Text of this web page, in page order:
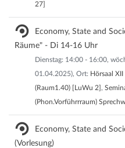
27]
Economy, State and
Räume" - Di 14-16 Uhr
Dienstag: 14:00 - 16:00,
01.04.2025), Ort: Hörsaal XII
(Raum1.40) [LuWu 2] ,
(Phon.Vorführrraum)
Economy, State and
(Vorlesung)